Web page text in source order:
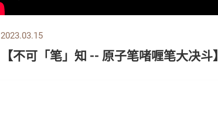
2023.03.15
【不可「笔」知 -- 原子笔啫喱笔大决斗】